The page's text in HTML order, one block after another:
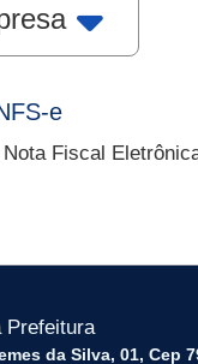
e
Fiscal
Prefeitura
da Silva, 01, Cep